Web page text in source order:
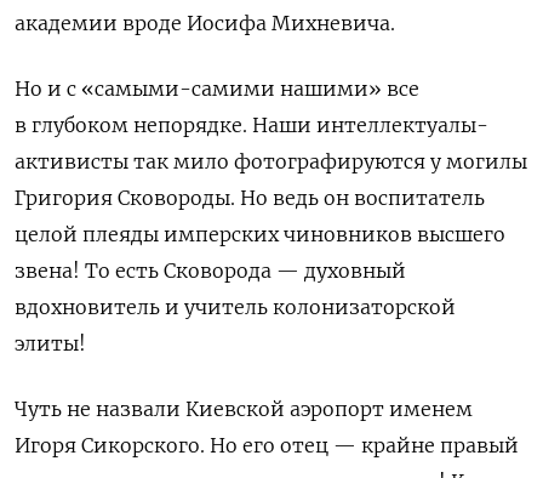
академии вроде Иосифа Михневича.
Но и с «самыми-самими нашими» все
в глубоком непорядке. Наши интеллектуалы-
активисты так мило фотографируются у могилы
Григория Сковороды. Но ведь он воспитатель
целой плеяды имперских чиновников высшего
звена! То есть Сковорода — духовный
вдохновитель и учитель колонизаторской
элиты!
Чуть не назвали Киевской аэропорт именем
Игоря Сикорского. Но его отец — крайне правый